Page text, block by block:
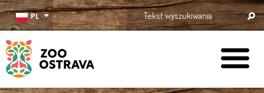
PL
ZOO Ostrava